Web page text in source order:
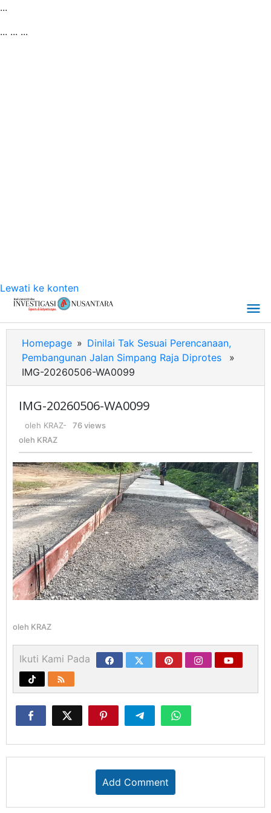
...
... ... ...
Lewati ke konten
Homepage » Dinilai Tak Sesuai Perencanaan,
Pembangunan Jalan Simpang Raja Diprotes
»
IMG-20260506-WA0099
IMG-20260506-WA0099
oleh KRAZ-
76 views
oleh KRAZ
oleh KRAZ
Ikuti Kami Pada
Add Comment